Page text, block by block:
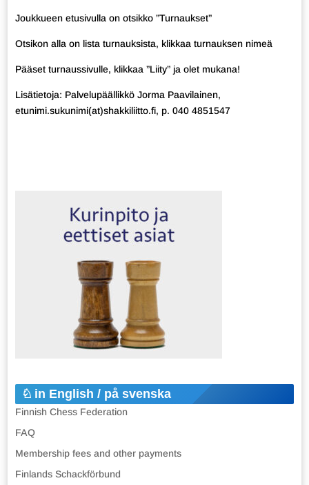
Joukkueen etusivulla on otsikko ”Turnaukset”
Otsikon alla on lista turnauksista, klikkaa turnauksen nimeä
Pääset turnaussivulle, klikkaa ”Liity” ja olet mukana!
Lisätietoja: Palvelupäällikkö Jorma Paavilainen,
etunimi.sukunimi(at)shakkiliitto.fi, p. 040 4851547
in English / på svenska
Finnish Chess Federation
FAQ
Membership fees and other payments
Finlands Schackförbund